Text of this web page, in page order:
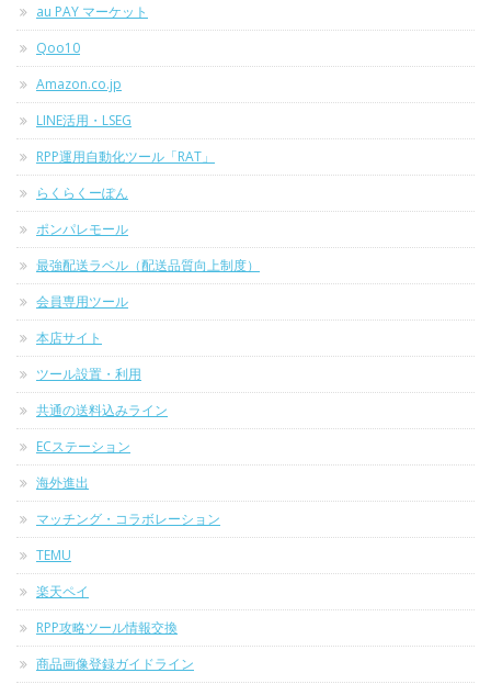
au PAY マーケット
Qoo10
Amazon.co.jp
LINE活用・LSEG
RPP運用自動化ツール「RAT」
らくらくーぽん
ポンパレモール
最強配送ラベル（配送品質向上制度）
会員専用ツール
本店サイト
ツール設置・利用
共通の送料込みライン
ECステーション
海外進出
マッチング・コラボレーション
TEMU
楽天ペイ
RPP攻略ツール情報交換
商品画像登録ガイドライン